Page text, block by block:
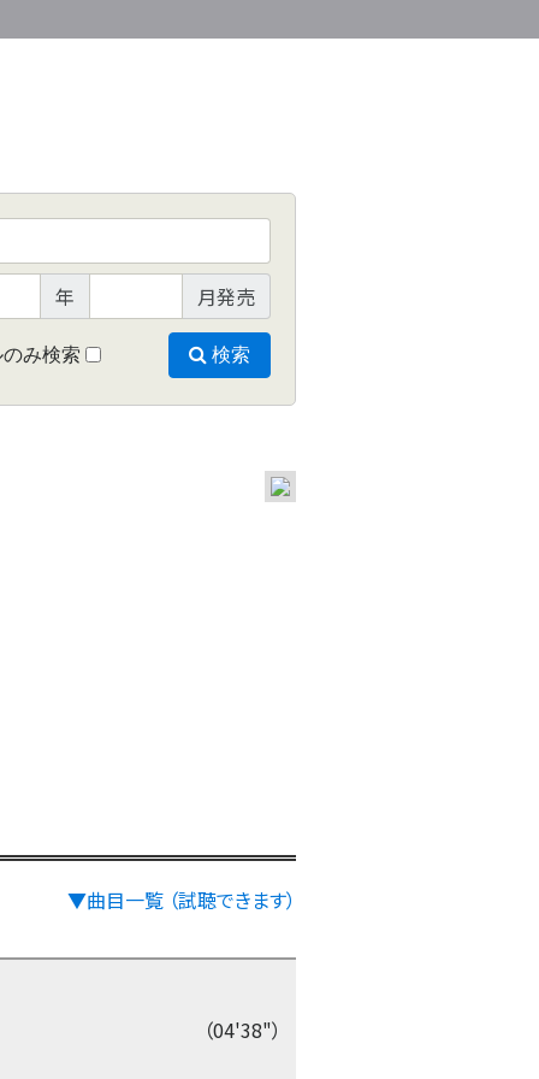
年 月発売
み検索 検索
▼曲目一覧 （試聴できます）
（04'38"）